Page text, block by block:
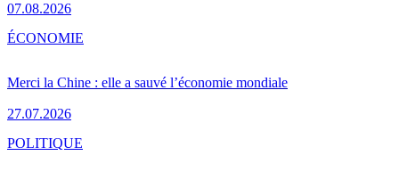
07.08.2026
Merci la Chine : elle a sauvé l’économie mondiale
27.07.2026
ÉCONOMIE
POLITIQUE